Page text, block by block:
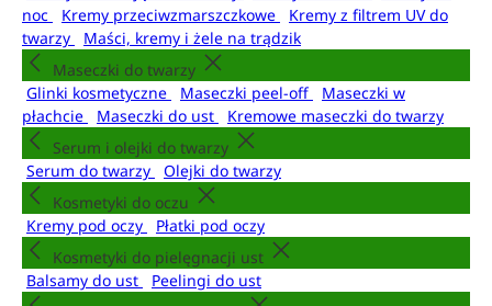
noc
Kremy przeciwzmarszczkowe
Kremy z filtrem UV do
twarzy
Maści, kremy i żele na trądzik
Maseczki do twarzy
Glinki kosmetyczne
Maseczki peel-off
Maseczki w
płachcie
Maseczki do ust
Kremowe maseczki do twarzy
Serum i olejki do twarzy
Serum do twarzy
Olejki do twarzy
Kosmetyki do oczu
Kremy pod oczy
Płatki pod oczy
Kosmetyki do pielęgnacji ust
Balsamy do ust
Peelingi do ust